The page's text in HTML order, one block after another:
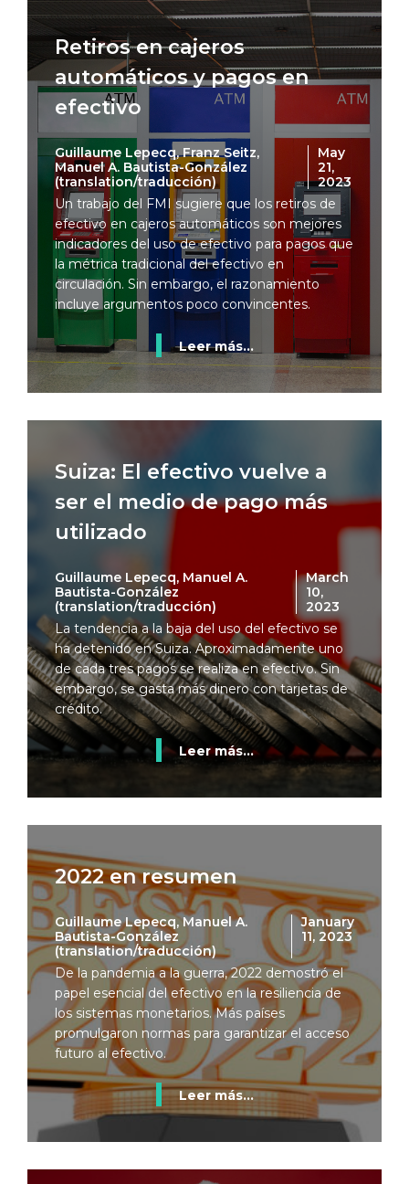
Retiros en cajeros
automáticos y pagos en
efectivo
Guillaume Lepecq, Franz Seitz,
Manuel A. Bautista-González
(translation/traducción)
May
21,
2023
Un trabajo del FMI sugiere que los retiros de
efectivo en cajeros automáticos son mejores
indicadores del uso de efectivo para pagos que
la métrica tradicional del efectivo en
circulación. Sin embargo, el razonamiento
incluye argumentos poco convincentes.
Leer más...
Suiza: El efectivo vuelve a
ser el medio de pago más
utilizado
Guillaume Lepecq, Manuel A.
Bautista-González
(translation/traducción)
March
10,
2023
La tendencia a la baja del uso del efectivo se
ha detenido en Suiza. Aproximadamente uno
de cada tres pagos se realiza en efectivo. Sin
embargo, se gasta más dinero con tarjetas de
crédito.
Leer más...
2022 en resumen
Guillaume Lepecq, Manuel A.
Bautista-González
(translation/traducción)
January
11, 2023
De la pandemia a la guerra, 2022 demostró el
papel esencial del efectivo en la resiliencia de
los sistemas monetarios. Más países
promulgaron normas para garantizar el acceso
futuro al efectivo.
Leer más...